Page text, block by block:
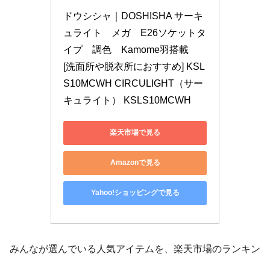
ドウシシャ｜DOSHISHA サーキ
ュライト　メガ　E26ソケットタ
イプ　調色　Kamome羽搭載
[洗面所や脱衣所におすすめ] KSL
S10MCWH CIRCULIGHT（サー
キュライト） KSLS10MCWH
楽天市場で見る
Amazonで見る
Yahoo!ショッピングで見る
みんなが選んでいる人気アイテムを、楽天市場のランキン